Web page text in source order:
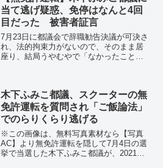
当て逃げ疑惑、免停はなんと4回
目だった 被害者証言
7月23日に都議会で辞職勧告決議が可決さ
れ、法的拘束力がないので、そのまま居
座り、結局うやむやで「なかったことに
許運転による人身事...
木下ふみこ都議、スクーターの無
免許運転を質問され「ご飯論法」
でのらりくらり逃げる
※この画像は、無料写真素材なら【写真
AC】より無免許運転を隠して7月4日の選
挙で当選した木下ふみこ都議が、2021年